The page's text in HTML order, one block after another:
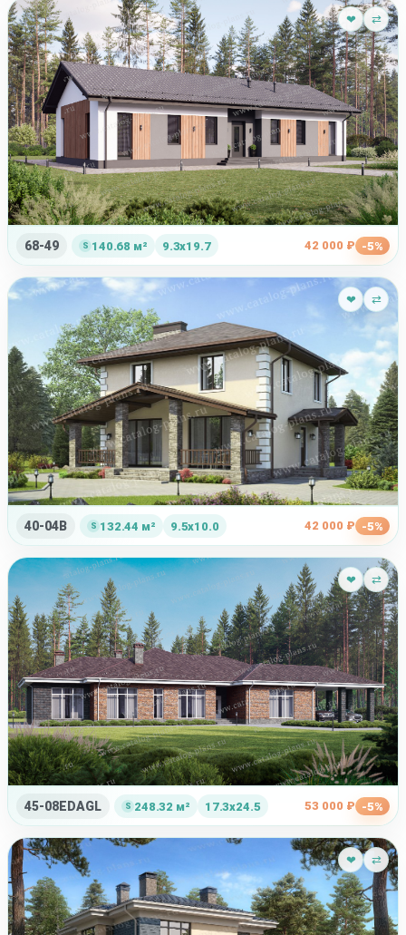
❤ ⇄
68-49 140.68 м² 9.3x19.7 42 000 ₽ -5%
❤ ⇄
40-04B 132.44 м² 9.5x10.0 42 000 ₽ -5%
❤ ⇄
45-08EDAGL 248.32 м² 17.3x24.5 53 000 ₽ -5%
❤ ⇄